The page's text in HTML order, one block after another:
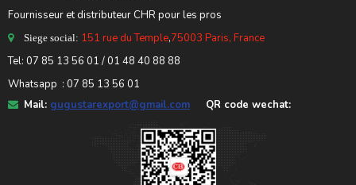
Fournisseur et distributeur CHR pour les pros
Siege social: 151 rue du Temple,75003 Paris, France
Tel: 07 85 13 56 01 / 01 48 40 88 88
Whatsapp : 07 85 13 56 01
Mail: gugustarexport@gmail.com QR code wechat: